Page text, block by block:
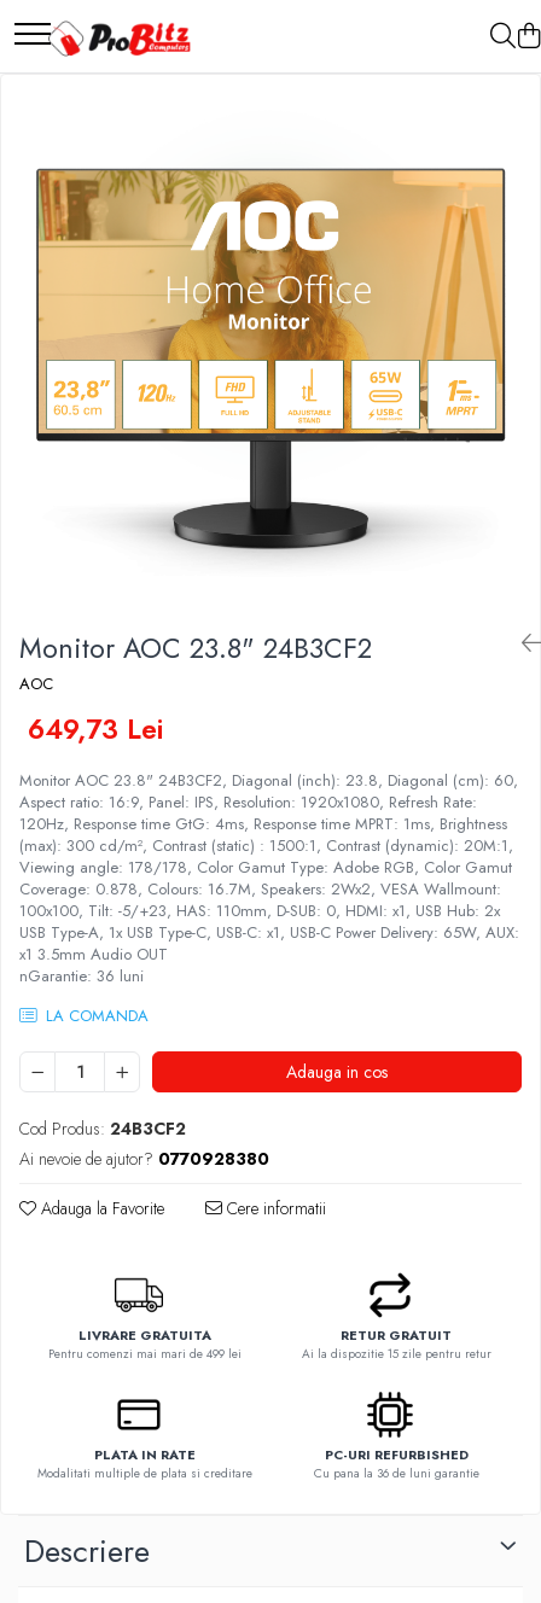
Toate Produsele
Laptopuri
Laptopuri Noi
Laptopuri Renew
Laptopuri Second-hand
Componente NOI Laptop
Memorii laptop
Hard Disk-uri laptop
Baterii laptop
Incarcatoare laptop refurbished
Standuri și Coolere Laptop
Alte accesorii
Card reader
PC, Componente & Software
Calculatoare
Calculatoare NOI
Calculatoare Mini NOI
Calculatoare SECOND-HAND
Calculatoare GAMING
Calculatoare REFURBISHED
Calculatoare RENEW
Componente PC NOI
Memorii PC
Procesoare
Placi video
Placi de baza
Componente Renew/Refurbished
Placi de baza REFURBISHED
PC All-in-One
Monitor AOC 23.8" 24B3CF2
AOC
649,73 Lei
Monitor AOC 23.8" 24B3CF2, Diagonal (inch): 23.8, Diagonal (cm): 60,
Aspect ratio: 16:9, Panel: IPS, Resolution: 1920x1080, Refresh Rate:
120Hz, Response time GtG: 4ms, Response time MPRT: 1ms, Brightness
(max): 300 cd/m², Contrast (static) : 1500:1, Contrast (dynamic): 20M:1,
Viewing angle: 178/178, Color Gamut Type: Adobe RGB, Color Gamut
Coverage: 0.878, Colours: 16.7M, Speakers: 2Wx2, VESA Wallmount:
100x100, Tilt: -5/+23, HAS: 110mm, D-SUB: 0, HDMI: x1, USB Hub: 2x
USB Type-A, 1x USB Type-C, USB-C: x1, USB-C Power Delivery: 65W, AUX:
x1 3.5mm Audio OUT
nGarantie: 36 luni
LA COMANDA
Adauga in cos
Cod Produs: 24B3CF2
Ai nevoie de ajutor? 0770928380
Adauga la Favorite Cere informatii
LIVRARE GRATUITA
Pentru comenzi mai mari de 499 lei
RETUR GRATUIT
Ai la dispozitie 15 zile pentru retur
PLATA IN RATE
Modalitati multiple de plata si creditare
PC-URI REFURBISHED
Cu pana la 36 de luni garantie
Descriere